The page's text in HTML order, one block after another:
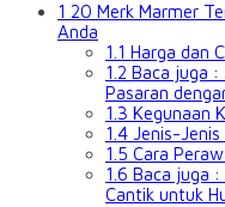
1 20 Merk Marmer
Anda
1.1 Harga dan
1.2 Baca juga :
Pasaran
1.3 Kegunaan
1.4 Jenis-Jenis
1.5 Cara
1.6 Baca juga :
Cantik untuk